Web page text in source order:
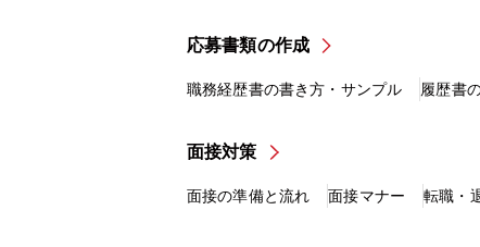
応募書類の作成
職務経歴書の書き方・サンプル 履歴書
面接対策
面接の準備と流れ 面接マナー 転職・